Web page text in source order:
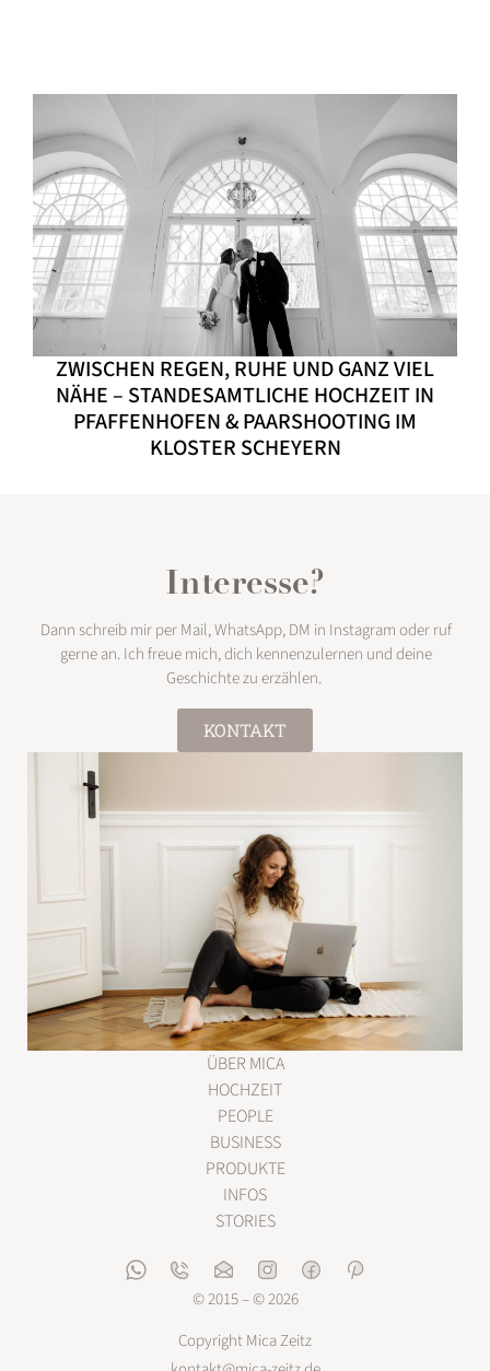
ZWISCHEN REGEN, RUHE UND GANZ VIEL
NÄHE – STANDESAMTLICHE HOCHZEIT IN
PFAFFENHOFEN & PAARSHOOTING IM
KLOSTER SCHEYERN
Interesse?
Dann schreib mir per Mail, WhatsApp, DM in Instagram oder ruf
gerne an. Ich freue mich, dich kennenzulernen und deine
Geschichte zu erzählen.
KONTAKT
ÜBER MICA
HOCHZEIT
PEOPLE
BUSINESS
PRODUKTE
INFOS
STORIES
© 2015 – © 2026
Copyright Mica Zeitz